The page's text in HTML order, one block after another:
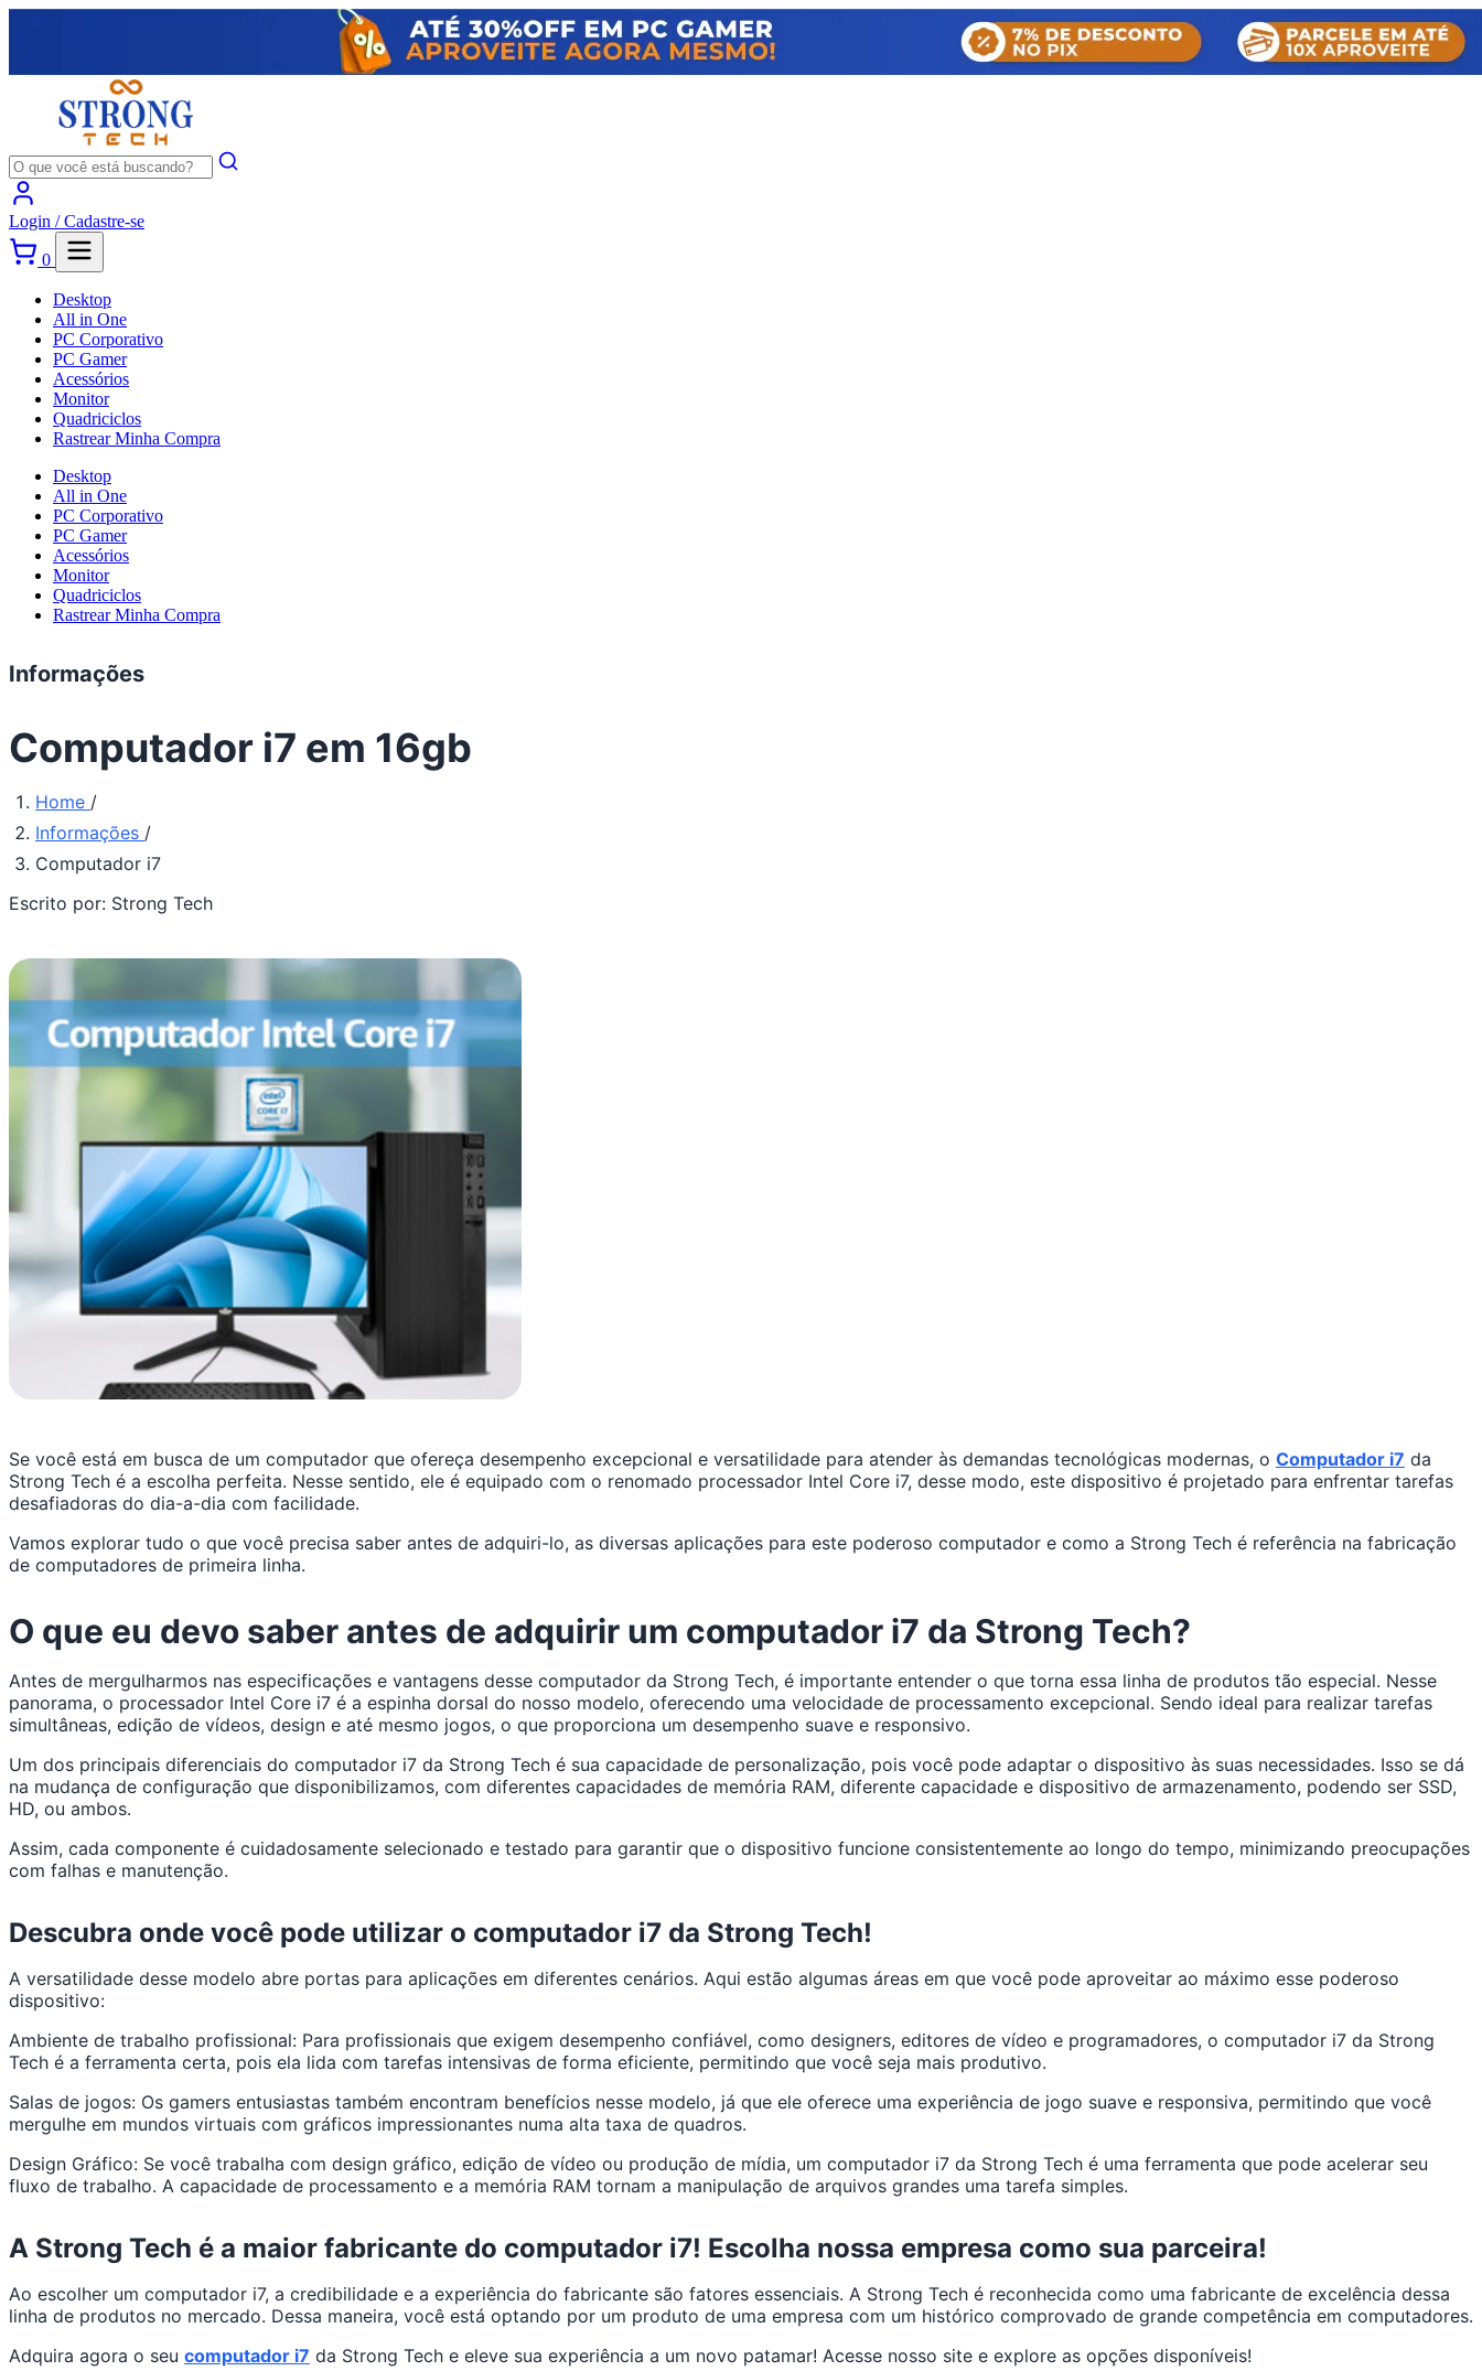
Login /Cadastre-se
0
Desktop
All in One
PC Corporativo
PC Gamer
Acessórios
Monitor
Quadriciclos
Rastrear Minha Compra
Desktop
All in One
PC Corporativo
PC Gamer
Acessórios
Monitor
Quadriciclos
Rastrear Minha Compra
Informações
Computador i7 em 16gb
Home /
Informações /
Computador i7
Escrito por: Strong Tech
Se você está em busca de um computador que ofereça desempenho excepcional e versatilidade para atender às demandas tecnológicas modernas, o Computador i7 da
Strong Tech é a escolha perfeita. Nesse sentido, ele é equipado com o renomado processador Intel Core i7, desse modo, este dispositivo é projetado para enfrentar tarefas
desafiadoras do dia-a-dia com facilidade.
Vamos explorar tudo o que você precisa saber antes de adquiri-lo, as diversas aplicações para este poderoso computador e como a Strong Tech é referência na fabricação
de computadores de primeira linha.
O que eu devo saber antes de adquirir um computador i7 da Strong Tech?
Antes de mergulharmos nas especificações e vantagens desse computador da Strong Tech, é importante entender o que torna essa linha de produtos tão especial. Nesse
panorama, o processador Intel Core i7 é a espinha dorsal do nosso modelo, oferecendo uma velocidade de processamento excepcional. Sendo ideal para realizar tarefas
simultâneas, edição de vídeos, design e até mesmo jogos, o que proporciona um desempenho suave e responsivo.
Um dos principais diferenciais do computador i7 da Strong Tech é sua capacidade de personalização, pois você pode adaptar o dispositivo às suas necessidades. Isso se dá
na mudança de configuração que disponibilizamos, com diferentes capacidades de memória RAM, diferente capacidade e dispositivo de armazenamento, podendo ser SSD,
HD, ou ambos.
Assim, cada componente é cuidadosamente selecionado e testado para garantir que o dispositivo funcione consistentemente ao longo do tempo, minimizando preocupações
com falhas e manutenção.
Descubra onde você pode utilizar o computador i7 da Strong Tech!
A versatilidade desse modelo abre portas para aplicações em diferentes cenários. Aqui estão algumas áreas em que você pode aproveitar ao máximo esse poderoso
dispositivo:
Ambiente de trabalho profissional: Para profissionais que exigem desempenho confiável, como designers, editores de vídeo e programadores, o computador i7 da Strong
Tech é a ferramenta certa, pois ela lida com tarefas intensivas de forma eficiente, permitindo que você seja mais produtivo.
Salas de jogos: Os gamers entusiastas também encontram benefícios nesse modelo, já que ele oferece uma experiência de jogo suave e responsiva, permitindo que você
mergulhe em mundos virtuais com gráficos impressionantes numa alta taxa de quadros.
Design Gráfico: Se você trabalha com design gráfico, edição de vídeo ou produção de mídia, um computador i7 da Strong Tech é uma ferramenta que pode acelerar seu
fluxo de trabalho. A capacidade de processamento e a memória RAM tornam a manipulação de arquivos grandes uma tarefa simples.
A Strong Tech é a maior fabricante do computador i7! Escolha nossa empresa como sua parceira!
Ao escolher um computador i7, a credibilidade e a experiência do fabricante são fatores essenciais. A Strong Tech é reconhecida como uma fabricante de excelência dessa
linha de produtos no mercado. Dessa maneira, você está optando por um produto de uma empresa com um histórico comprovado de grande competência em computadores.
Adquira agora o seu computador i7 da Strong Tech e eleve sua experiência a um novo patamar! Acesse nosso site e explore as opções disponíveis!